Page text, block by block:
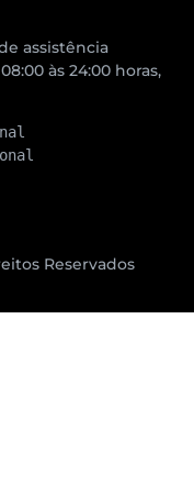
assistência
às 24:00 horas,
Reservados